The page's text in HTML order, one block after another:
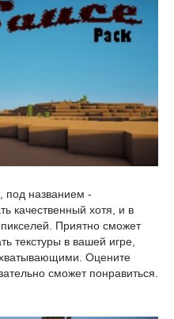
под названием -
качественный хотя, и в
Приятно сможет
текстуры в вашей игре,
Оцените
сможет понравиться.